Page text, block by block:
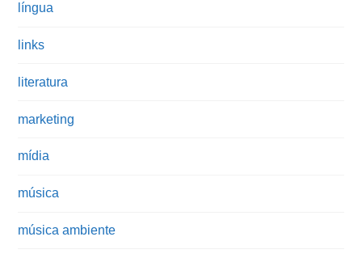
língua
links
literatura
marketing
mídia
música
música ambiente